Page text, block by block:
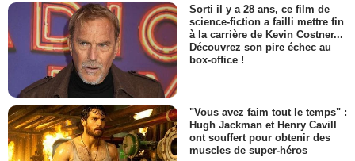
Sorti il y a 28 ans, ce film de
science-fiction a failli mettre fin
à la carrière de Kevin Costner...
Découvrez son pire échec au
box-office !
"Vous avez faim tout le temps" :
Hugh Jackman et Henry Cavill
ont souffert pour obtenir des
muscles de super-héros